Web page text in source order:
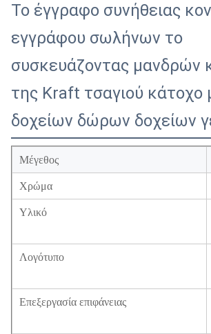
Το έγγραφο συνήθειας
εγγράφου σωλήνων το
συσκευάζοντας μανδρών
της Kraft τσαγιού κάτοχο
δοχείων δώρων δοχείων
Μέγεθος
Χρώμα
Υλικό
Λογότυπο
Επεξεργασία επιφάνειας